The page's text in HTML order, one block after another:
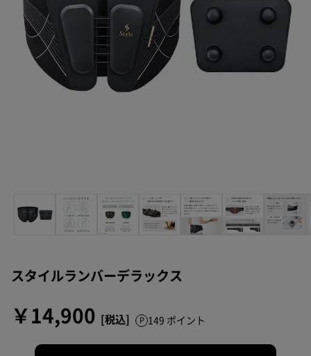
スタイルランバーデラックス
￥14,900 149 ポイント